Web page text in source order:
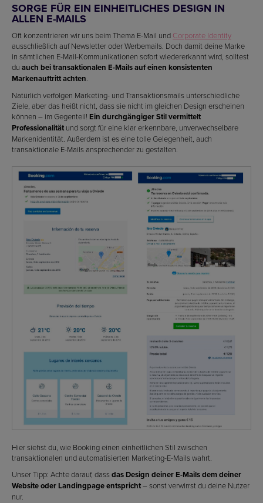
SORGE FÜR EIN EINHEITLICHES DESIGN IN
ALLEN E-MAILS
Oft konzentrieren wir uns beim Thema E-Mail und Corporate Identity
ausschließlich auf Newsletter oder Werbemails. Doch damit deine Marke
in sämtlichen E-Mail-Kommunikationen sofort wiedererkannt wird, solltest
du auch bei transaktionalen E-Mails auf einen konsistenten
Markenauftritt achten.
Natürlich verfolgen Marketing- und Transaktionsmails unterschiedliche
Ziele, aber das heißt nicht, dass sie nicht im gleichen Design erscheinen
können – im Gegenteil! Ein durchgängiger Stil vermittelt
Professionalität und sorgt für eine klar erkennbare, unverwechselbare
Markenidentität. Außerdem ist es eine tolle Gelegenheit, auch
transaktionale E-Mails ansprechender zu gestalten.
Hier siehst du, wie Booking einen einheitlichen Stil zwischen
transaktionalen und automatisierten Marketing-E-Mails wahrt.
Unser Tipp: Achte darauf, dass das Design deiner E-Mails dem deiner
Website oder Landingpage entspricht– sonst verwirrst du deine Nutzer
nur.